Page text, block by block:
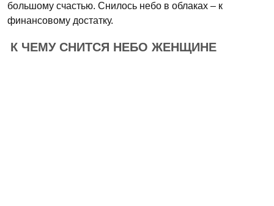
большому счастью. Снилось небо в облаках – к
финансовому достатку.
К ЧЕМУ СНИТСЯ НЕБО ЖЕНЩИНЕ